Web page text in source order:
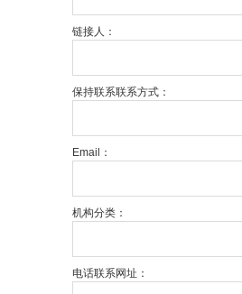
链接人：
保持联系联系方式：
Email：
机构分类：
电话联系网址：